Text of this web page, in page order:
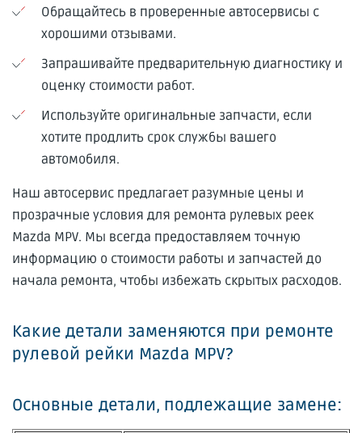
Обращайтесь в проверенные автосервисы с
хорошими отзывами.
Запрашивайте предварительную диагностику и
оценку стоимости работ.
Используйте оригинальные запчасти, если
хотите продлить срок службы вашего
автомобиля.
Наш автосервис предлагает разумные цены и
прозрачные условия для ремонта рулевых реек
Mazda MPV. Мы всегда предоставляем точную
информацию о стоимости работы и запчастей до
начала ремонта, чтобы избежать скрытых расходов.
Какие детали заменяются при ремонте
рулевой рейки Mazda MPV?
Основные детали, подлежащие замене: